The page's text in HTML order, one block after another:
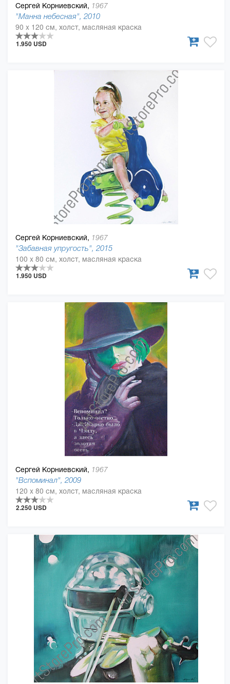
Сергей Корниевский, 1967
"Манна небесная", 2010
90 x 120 см, холст, масляная краска
1.950 USD
Сергей Корниевский, 1967
"Забавная упругость", 2015
100 x 80 см, холст, масляная краска
1.950 USD
Сергей Корниевский, 1967
"Вспоминал", 2009
120 x 80 см, холст, масляная краска
2.250 USD